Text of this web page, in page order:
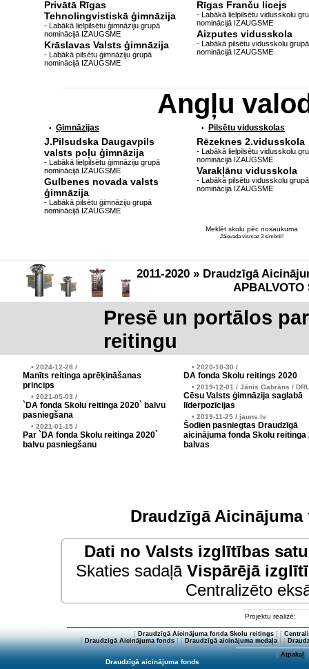
Privātā Rīgas
Tehnolingvistiskā ģimnāzija
- Labākā lielpilsētu ģimnāziju grupā
nominācijā IZAUGSME
Krāslavas Valsts ģimnāzija
- Labākā pilsētu ģimnāziju grupā
nominācijā IZAUGSME
Rīgas Franču licejs
- Labākā lielpilsētu vidusskolu
nominācijā IZAUGSME
Aizputes vidusskola
- Labākā pilsētu vidusskolu grupā
nominācijā IZAUGSME
Angļu
• Ģimnāzijas
J.Pilsudska Daugavpils
valsts poļu ģimnāzija
- Labākā lielpilsētu ģimnāziju grupā
nominācijā IZAUGSME
Gulbenes novada valsts
ģimnāzija
- Labākā pilsētu ģimnāziju grupā
nominācijā IZAUGSME
• Pilsētu vidusskolas
Rēzeknes 2.vidusskola
- Labākā lielpilsētu vidusskolu
nominācijā IZAUGSME
Varakļānu vidusskola
- Labākā pilsētu vidusskolu grupā
nominācijā IZAUGSME
Meklēt skolu pēc nosaukuma
Jāievada vismaz 3 simboli!
2011-2020 » Draudzīgā
APBALVOTO
Presē un portālos
reitingu
• 2024-12-28 /
Manīts reitinga aprēķināšanas
princips
• 2021-05-03 /
`DA fonda Skolu reitinga 2020` balvu
pasniegšana
• 2021-01-15 /
Par `DA fonda Skolu reitinga 2020`
balvu pasniegšanu
• 2020-10-30 /
DA fonda Skolu reitings 2020
• 2019-12-01 / Jānis Gabrāns /
Cēsu Valsts ģimnāzija saglabā
līderpozīcijas
• 2019-11-25 / jauns.lv
Šodien pasniegtas Draudzīgā
aicinājuma fonda Skolu reitinga
balvas
Draudzīgā
Dati no Valsts izglītības
Skaties sadaļā Vispārējā
Centralizēto
Projektu realizē:
[ Draudzīgā Aicinājuma fonda Skolu reitings] [
[Draudzīgā Aicinājuma fonds] [Draudzīgā aicinājuma medaļa] [
[Atpakaļ]
Draudzīgā aicinājuma fonds